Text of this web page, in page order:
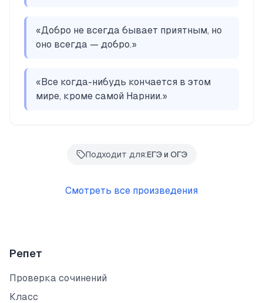
«Добро не всегда бывает приятным, но
оно всегда — добро.»
«Все когда-нибудь кончается в этом
мире, кроме самой Нарнии.»
Подходит для:ЕГЭ и ОГЭ
Смотреть все произведения
Репет
Проверка сочинений
Класс